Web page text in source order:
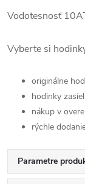
Vodotesnosť
Vyberte si
originálne
hodinky
nákup v
rýchle
Parametre